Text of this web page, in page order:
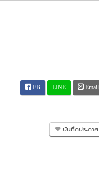
FB LINE Email
บันทึกประกาศ